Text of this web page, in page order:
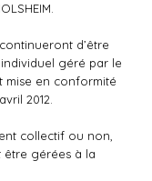
d’être
géré par le
mise en conformité
2012.
collectif ou non,
être gérées à la